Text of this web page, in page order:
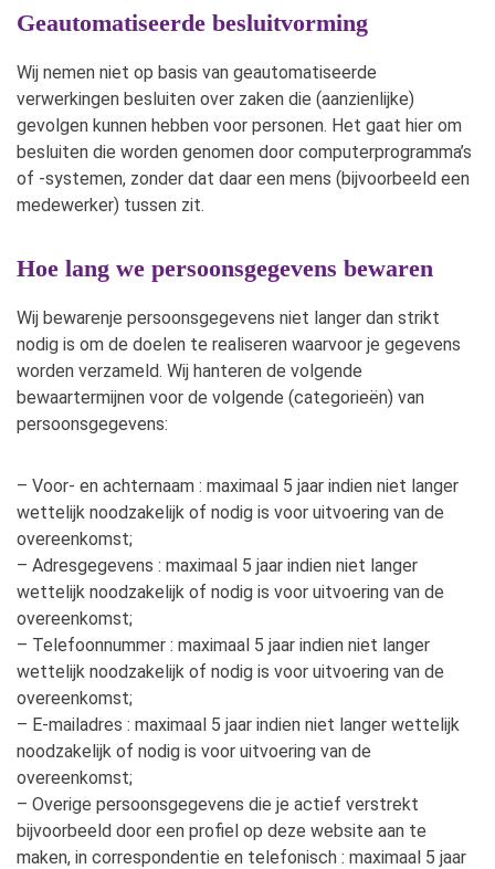
Geautomatiseerde besluitvorming
Wij nemen niet op basis van geautomatiseerde
verwerkingen besluiten over zaken die (aanzienlijke)
gevolgen kunnen hebben voor personen. Het gaat hier om
besluiten die worden genomen door computerprogramma’s
of -systemen, zonder dat daar een mens (bijvoorbeeld een
medewerker) tussen zit.
Hoe lang we persoonsgegevens bewaren
Wij bewarenje persoonsgegevens niet langer dan strikt
nodig is om de doelen te realiseren waarvoor je gegevens
worden verzameld. Wij hanteren de volgende
bewaartermijnen voor de volgende (categorieën) van
persoonsgegevens:
– Voor- en achternaam : maximaal 5 jaar indien niet langer
wettelijk noodzakelijk of nodig is voor uitvoering van de
overeenkomst;
– Adresgegevens : maximaal 5 jaar indien niet langer
wettelijk noodzakelijk of nodig is voor uitvoering van de
overeenkomst;
– Telefoonnummer : maximaal 5 jaar indien niet langer
wettelijk noodzakelijk of nodig is voor uitvoering van de
overeenkomst;
– E-mailadres : maximaal 5 jaar indien niet langer wettelijk
noodzakelijk of nodig is voor uitvoering van de
overeenkomst;
– Overige persoonsgegevens die je actief verstrekt
bijvoorbeeld door een profiel op deze website aan te
maken, in correspondentie en telefonisch : maximaal 5 jaar